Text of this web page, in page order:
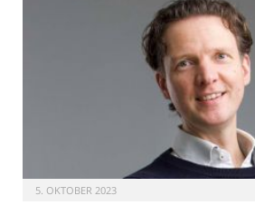
5. OKTOBER 2023